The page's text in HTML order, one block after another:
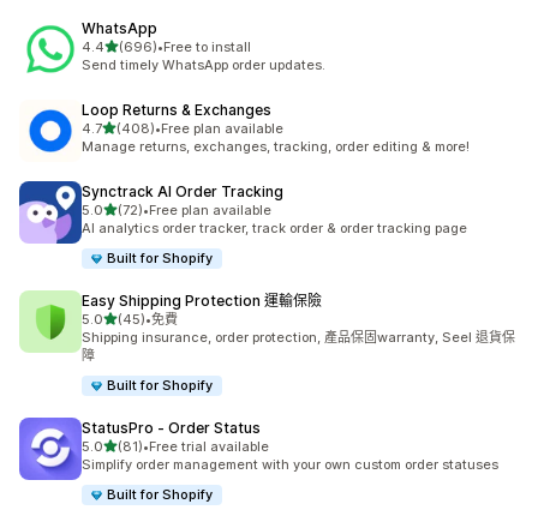
WhatsApp
4.4滿分 5 顆星
(696)
共有 696 則評價
•Free to install
Send timely WhatsApp order updates.
Loop Returns & Exchanges
4.7滿分 5 顆星
(408)
共有 408 則評價
•Free plan available
Manage returns, exchanges, tracking, order editing & more!
Synctrack AI Order Tracking
5.0滿分 5 顆星
(72)
共有 72 則評價
•Free plan available
AI analytics order tracker, track order & order tracking page
Built for Shopify
Easy Shipping Protection 運輸保險
5.0滿分 5 顆星
(45)
共有 45 則評價
•免費
Shipping insurance, order protection, 產品保固warranty, Seel 退貨保
障
Built for Shopify
StatusPro ‑ Order Status
5.0滿分 5 顆星
(81)
共有 81 則評價
•Free trial available
Simplify order management with your own custom order statuses
Built for Shopify